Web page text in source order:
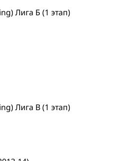
Лига Б (1 этап)
Лига В (1 этап)